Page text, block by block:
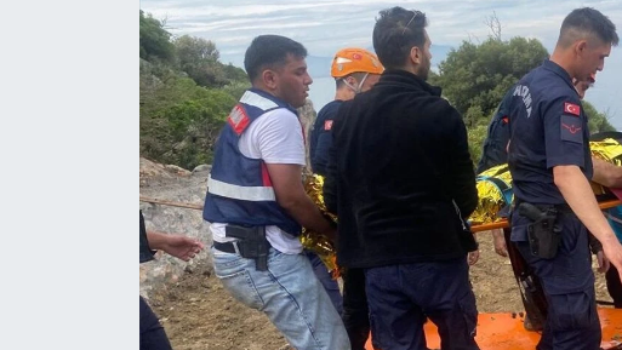
KÜLTÜR SANAT
MAGAZİN
POLİTİKA
SAĞLIK
Siyaset